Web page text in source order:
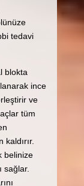
tedavi
blokta
ince
ve
tüm
kaldırır.
belinize
sağlar.